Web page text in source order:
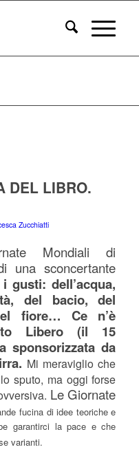
DEL LIBRO.
Zucchiatti
Mondiali di
una sconcertante
gusti: dell’acqua,
del bacio, del
fiore… Ce n’è
Libero (il 15
sponsorizzata da
Mi meraviglio che
sputo, ma oggi forse
Le Giornate
fucina di idee teoriche e
garantirci la pace e che
varianti.